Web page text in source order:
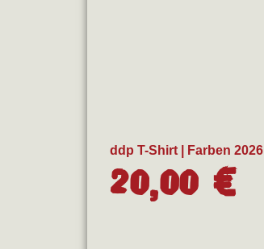
ddp T-Shirt | Farben 2026
20,00 €